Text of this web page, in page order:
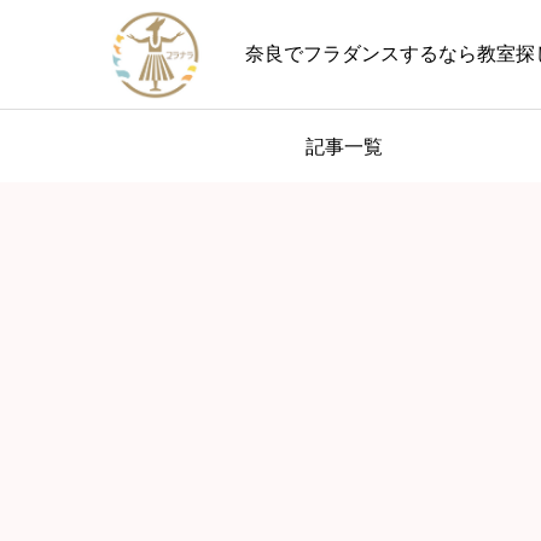
奈良でフラダンスするなら教室
記事一覧